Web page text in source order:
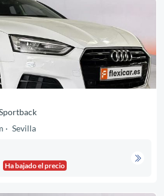
Sevilla
Ha bajado el precio